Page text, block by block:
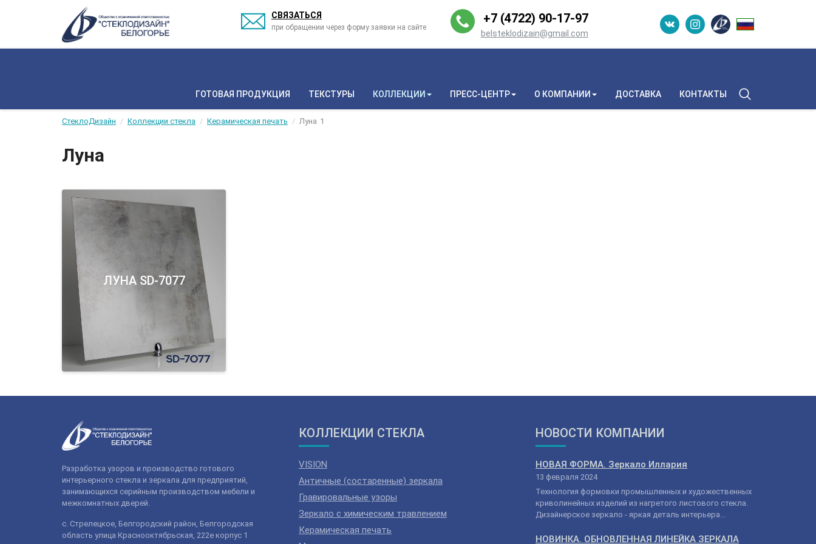
СВЯЗАТЬСЯ
при обращении через форму заявки на сайте
+7 (4722) 90-­17-­97
belsteklodizain@gmail.com
ГОТОВАЯ ПРОДУКЦИЯ ТЕКСТУРЫ КОЛЛЕКЦИИ ПРЕСС-ЦЕНТР О КОМПАНИИ ДОСТАВКА КОНТАКТЫ
СтеклоДизайн Коллекции стекла Керамическая печать Луна 1
Луна
ЛУНА SD-7077
Разработка узоров и производство готового
интерьерного стекла и зеркала для предприятий,
занимающихся серийным производством мебели и
межкомнатных дверей.
с. Стрелецкое, Белгородский район, Белгородская
область улица Краснооктябрьская, 222е корпус 1
КОЛЛЕКЦИИ СТЕКЛА
VISION
Античные (состаренные) зеркала
Гравировальные узоры
Зеркало с химическим травлением
Керамическая печать
НОВОСТИ КОМПАНИИ
НОВАЯ ФОРМА. Зеркало Иллария
13 февраля 2024
Технология формовки промышленных и художественных
криволинейных изделий из нагретого листового стекла.
Дизайнерское зеркало - яркая деталь интерьера...
НОВИНКА. ОБНОВЛЕННАЯ ЛИНЕЙКА ЗЕРКАЛА